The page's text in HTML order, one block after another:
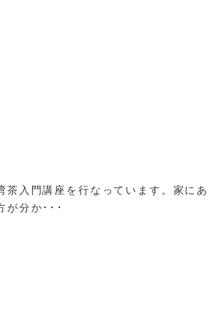
茶入門講座を行なっています。家にあ
が分か･･･